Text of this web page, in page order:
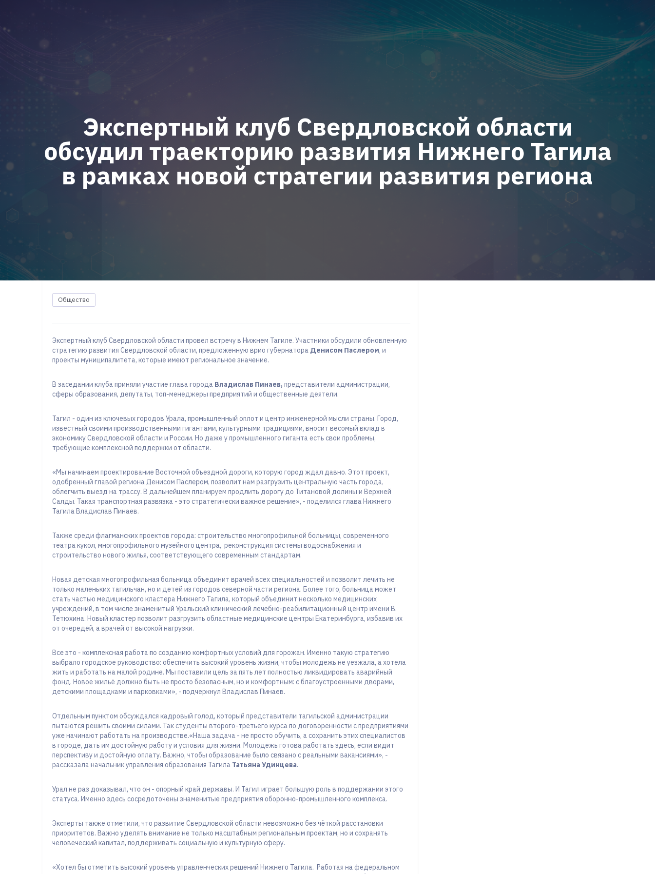
Экспертный клуб Свердловской области
обсудил траекторию развития Нижнего Тагила
в рамках новой стратегии развития региона
Общество
Экспертный клуб Свердловской области провел встречу в Нижнем Тагиле. Участники обсудили обновленную
стратегию развития Свердловской области, предложенную врио губернатора Денисом Паслером, и
проекты муниципалитета, которые имеют региональное значение.
В заседании клуба приняли участие глава города Владислав Пинаев, представители администрации,
сферы образования, депутаты, топ-менеджеры предприятий и общественные деятели.
Тагил - один из ключевых городов Урала, промышленный оплот и центр инженерной мысли страны. Город,
известный своими производственными гигантами, культурными традициями, вносит весомый вклад в
экономику Свердловской области и России. Но даже у промышленного гиганта есть свои проблемы,
требующие комплексной поддержки от области.
«Мы начинаем проектирование Восточной объездной дороги, которую город ждал давно. Этот проект,
одобренный главой региона Денисом Паслером, позволит нам разгрузить центральную часть города,
облегчить выезд на трассу. В дальнейшем планируем продлить дорогу до Титановой долины и Верхней
Салды. Такая транспортная развязка - это стратегически важное решение», - поделился глава Нижнего
Тагила Владислав Пинаев.
Также среди флагманских проектов города: строительство многопрофильной больницы, современного
театра кукол, многопрофильного музейного центра, реконструкция системы водоснабжения и
строительство нового жилья, соответствующего современным стандартам.
Новая детская многопрофильная больница объединит врачей всех специальностей и позволит лечить не
только маленьких тагильчан, но и детей из городов северной части региона. Более того, больница может
стать частью медицинского кластера Нижнего Тагила, который объединит несколько медицинских
учреждений, в том числе знаменитый Уральский клинический лечебно-реабилитационный центр имени В.
Тетюхина. Новый кластер позволит разгрузить областные медицинские центры Екатеринбурга, избавив их
от очередей, а врачей от высокой нагрузки.
Все это - комплексная работа по созданию комфортных условий для горожан. Именно такую стратегию
выбрало городское руководство: обеспечить высокий уровень жизни, чтобы молодежь не уезжала, а хотела
жить и работать на малой родине. Мы поставили цель за пять лет полностью ликвидировать аварийный
фонд. Новое жильё должно быть не просто безопасным, но и комфортным: с благоустроенными дворами,
детскими площадками и парковками», - подчеркнул Владислав Пинаев.
Отдельным пунктом обсуждался кадровый голод, который представители тагильской администрации
пытаются решить своими силами. Так студенты второго-третьего курса по договоренности с предприятиями
уже начинают работать на производстве.«Наша задача - не просто обучить, а сохранить этих специалистов
в городе, дать им достойную работу и условия для жизни. Молодежь готова работать здесь, если видит
перспективу и достойную оплату. Важно, чтобы образование было связано с реальными вакансиями», -
рассказала начальник управления образования Тагила Татьяна Удинцева.
Урал не раз доказывал, что он - опорный край державы. И Тагил играет большую роль в поддержании этого
статуса. Именно здесь сосредоточены знаменитые предприятия оборонно-промышленного комплекса.
Эксперты также отметили, что развитие Свердловской области невозможно без чёткой расстановки
приоритетов. Важно уделять внимание не только масштабным региональным проектам, но и сохранять
человеческий капитал, поддерживать социальную и культурную сферу.
«Хотел бы отметить высокий уровень управленческих решений Нижнего Тагила. Работая на федеральном